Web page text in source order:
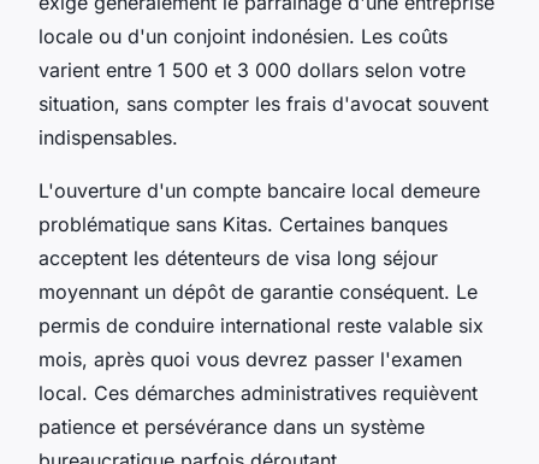
locale ou d'un conjoint indonésien. Les coûts
varient entre 1 500 et 3 000 dollars selon votre
situation, sans compter les frais d'avocat souvent
indispensables.
L'ouverture d'un compte bancaire local demeure
problématique sans Kitas. Certaines banques
acceptent les détenteurs de visa long séjour
moyennant un dépôt de garantie conséquent. Le
permis de conduire international reste valable six
mois, après quoi vous devrez passer l'examen
local. Ces démarches administratives requièvent
patience et persévérance dans un système